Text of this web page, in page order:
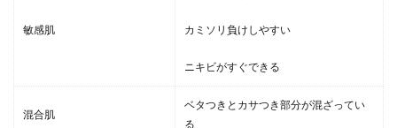
敏感肌 カミソリ負けしやすい
ニキビがすぐできる
混合肌
ベタつきとカサつき部分が混ざってい
る